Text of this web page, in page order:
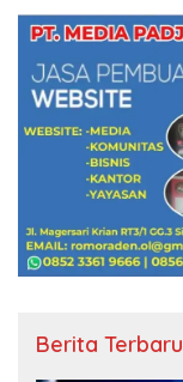
Berita Terbaru